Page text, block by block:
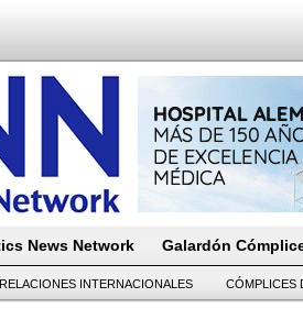
News Network Galardón
RELACIONES INTERNACIONALES CÓMPLICES